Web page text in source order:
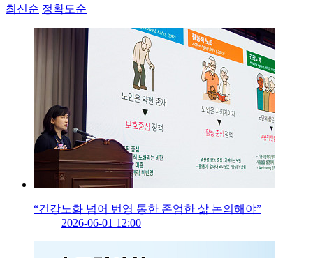
최신순 정확도순
“건강노화 넘어 번영 통한 존엄한 삶 논의해야”
2026-06-01 12:00